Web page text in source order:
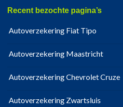
Recent bezochte pagina’s
Autoverzekering Fiat Tipo
Autoverzekering Maastricht
Autoverzekering Chevrolet Cruze
Autoverzekering Zwartsluis